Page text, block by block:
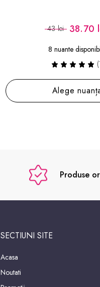
43 lei 38.70
8 nuante
Alege
Produse
SECTIUNI SITE
Acasa
Noutati